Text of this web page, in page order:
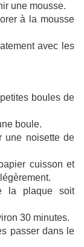
une mousse.
à la mousse
avec les
boules de
boule.
une noisette de
cuisson et
la plaque soit
30 minutes.
passer dans le